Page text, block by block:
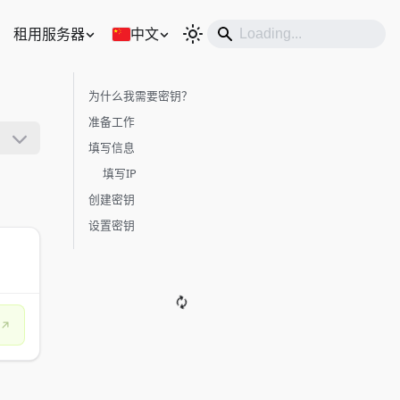
租用服务器 中文
为什么我需要密钥？
准备工作
填写信息
填写IP
创建密钥
设置密钥